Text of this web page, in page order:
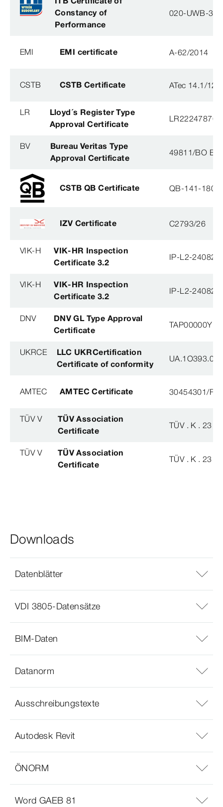
Constancy of
Performance
020-UWB-
EMI EMI certificate A-62/2014
CSTB CSTB Certificate ATec 14.1/12-
LR
Lloyd´s Register Type
Approval Certificate
BV
Bureau Veritas Type
Approval Certificate
49811/BO BV
CSTB QB Certificate QB-141-
IZV Certificate C2793/26
VIK-H
VIK-HR Inspection
Certificate 3.2
IP-L2-
VIK-H
VIK-HR Inspection
Certificate 3.2
IP-L2-
DNV
DNV GL Type Approval
Certificate
TAP00000YB
UKRCE
LLC UKRCertification
Certificate of conformity
AMTEC AMTEC Certificate 30454301/
TÜV V
TÜV Association
Certificate
TÜV . K . 23 -
TÜV V
TÜV Association
Certificate
TÜV . K . 23 -
Downloads
Datenblätter
VDI 3805-Datensätze
BIM-Daten
Datanorm
Ausschreibungstexte
Autodesk Revit
ÖNORM
Word GAEB 81